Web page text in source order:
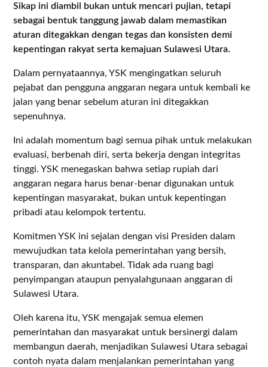
Sikap ini diambil bukan untuk mencari pujian, tetapi
sebagai bentuk tanggung jawab dalam memastikan
aturan ditegakkan dengan tegas dan konsisten demi
kepentingan rakyat serta kemajuan Sulawesi Utara.
Dalam pernyataannya, YSK mengingatkan seluruh
pejabat dan pengguna anggaran negara untuk kembali ke
jalan yang benar sebelum aturan ini ditegakkan
sepenuhnya.
Ini adalah momentum bagi semua pihak untuk melakukan
evaluasi, berbenah diri, serta bekerja dengan integritas
tinggi. YSK menegaskan bahwa setiap rupiah dari
anggaran negara harus benar-benar digunakan untuk
kepentingan masyarakat, bukan untuk kepentingan
pribadi atau kelompok tertentu.
Komitmen YSK ini sejalan dengan visi Presiden dalam
mewujudkan tata kelola pemerintahan yang bersih,
transparan, dan akuntabel. Tidak ada ruang bagi
penyimpangan ataupun penyalahgunaan anggaran di
Sulawesi Utara.
Oleh karena itu, YSK mengajak semua elemen
pemerintahan dan masyarakat untuk bersinergi dalam
membangun daerah, menjadikan Sulawesi Utara sebagai
contoh nyata dalam menjalankan pemerintahan yang